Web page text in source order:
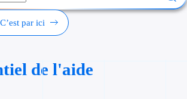
Type de financements
par ici
de l'aide